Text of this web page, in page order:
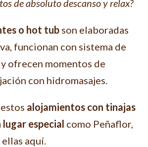
de absoluto descanso y relax?
o hot tub son elaboradas
funcionan con sistema de
ofrecen momentos de
con hidromasajes.
alojamientos con tinajas
lugar especial como Peñaflor,
aquí.